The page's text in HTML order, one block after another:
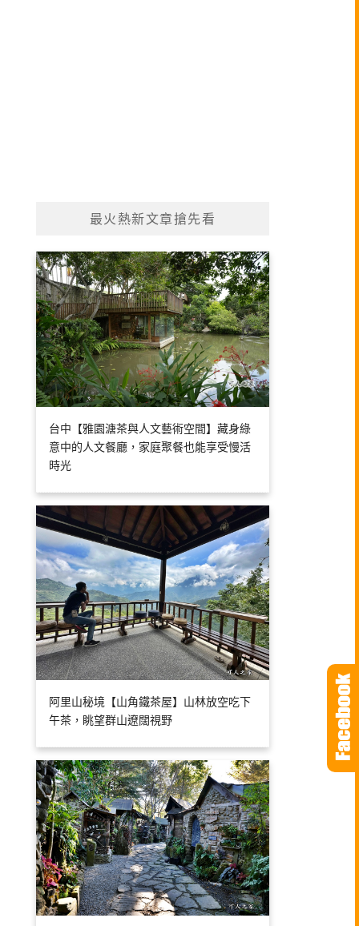
最火熱新文章搶先看
台中【雅園溏茶與人文藝術空間】藏身綠
意中的人文餐廳，家庭聚餐也能享受慢活
時光
阿里山秘境【山角鐵茶屋】山林放空吃下
午茶，眺望群山遼闊視野